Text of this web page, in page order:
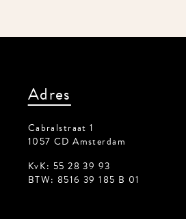
Adres
Cabralstraat 1
1057 CD Amsterdam
KvK: 55 28 39 93
BTW: 8516 39 185 B 01